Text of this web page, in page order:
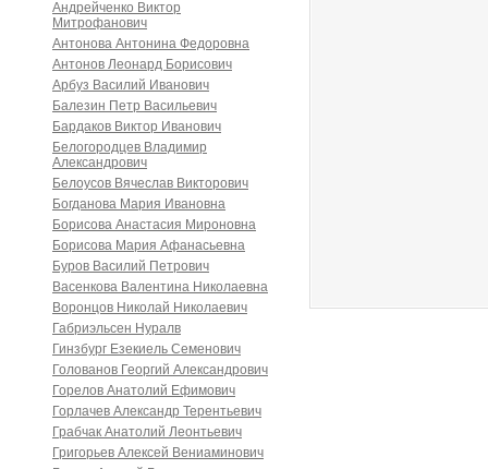
Андрейченко Виктор
Митрофанович
Антонова Антонина Федоровна
Антонов Леонард Борисович
Арбуз Василий Иванович
Балезин Петр Васильевич
Бардаков Виктор Иванович
Белогородцев Владимир
Александрович
Белоусов Вячеслав Викторович
Богданова Мария Ивановна
Борисова Анастасия Мироновна
Борисова Мария Афанасьевна
Буров Василий Петрович
Васенкова Валентина Николаевна
Воронцов Николай Николаевич
Габриэльсен Нуралв
Гинзбург Езекиель Семенович
Голованов Георгий Александрович
Горелов Анатолий Ефимович
Горлачев Александр Терентьевич
Грабчак Анатолий Леонтьевич
Григорьев Алексей Вениаминович